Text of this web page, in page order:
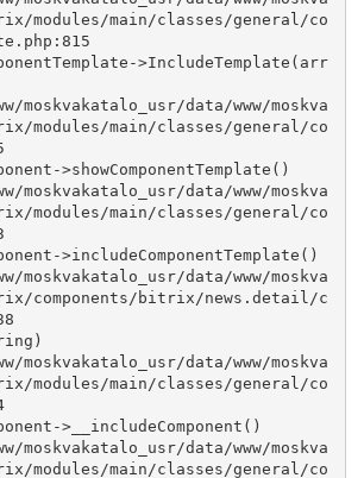
modules/main/classes/general/co
>IncludeTemplate(arr
modules/main/classes/general/co
>showComponentTemplate()
modules/main/classes/general/co
>includeComponentTemplate()
components/bitrix/news.detail/c
modules/main/classes/general/co
>__includeComponent()
modules/main/classes/general/co